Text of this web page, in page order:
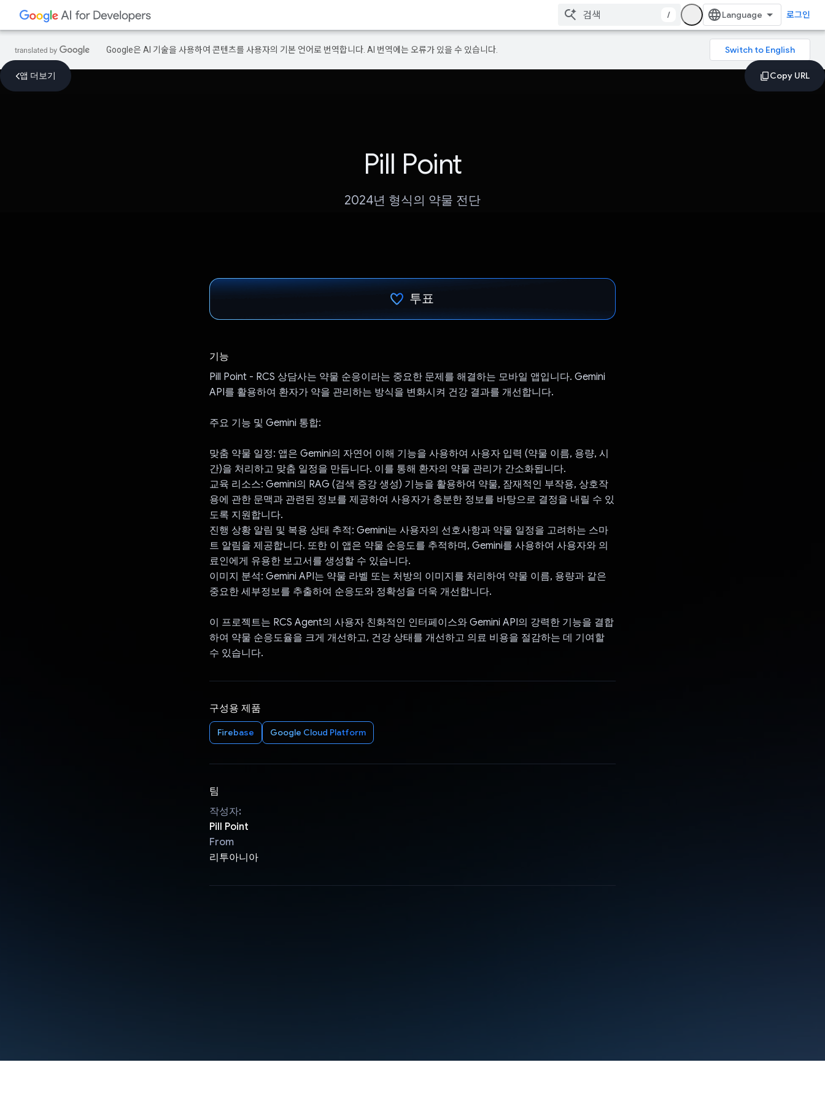
/ 로그인
Google은 AI 기술을 사용하여 콘텐츠를 사용자의 기본 언어로 번역합니다. AI 번역에는 오류가 있을 수 있습니다.
앱 더보기
Pill Point
2024년 형식의 약물 전단
투표
기능
Pill Point - RCS 상담사는 약물 순응이라는 중요한 문제를 해결하는 모바일 앱입니다. Gemini
API를 활용하여 환자가 약을 관리하는 방식을 변화시켜 건강 결과를 개선합니다.
주요 기능 및 Gemini 통합:
맞춤 약물 일정: 앱은 Gemini의 자연어 이해 기능을 사용하여 사용자 입력 (약물 이름, 용량, 시
간)을 처리하고 맞춤 일정을 만듭니다. 이를 통해 환자의 약물 관리가 간소화됩니다.
교육 리소스: Gemini의 RAG (검색 증강 생성) 기능을 활용하여 약물, 잠재적인 부작용, 상호작
용에 관한 문맥과 관련된 정보를 제공하여 사용자가 충분한 정보를 바탕으로 결정을 내릴 수 있
도록 지원합니다.
진행 상황 알림 및 복용 상태 추적: Gemini는 사용자의 선호사항과 약물 일정을 고려하는 스마
트 알림을 제공합니다. 또한 이 앱은 약물 순응도를 추적하며, Gemini를 사용하여 사용자와 의
료인에게 유용한 보고서를 생성할 수 있습니다.
이미지 분석: Gemini API는 약물 라벨 또는 처방의 이미지를 처리하여 약물 이름, 용량과 같은
중요한 세부정보를 추출하여 순응도와 정확성을 더욱 개선합니다.
이 프로젝트는 RCS Agent의 사용자 친화적인 인터페이스와 Gemini API의 강력한 기능을 결합
하여 약물 순응도율을 크게 개선하고, 건강 상태를 개선하고 의료 비용을 절감하는 데 기여할
수 있습니다.
구성용 제품
Firebase Google Cloud Platform
팀
작성자:
Pill Point
From
리투아니아